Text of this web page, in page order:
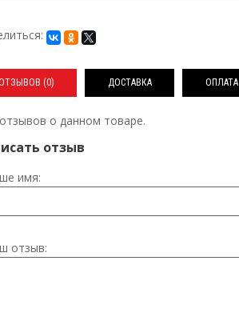
(0) ДОСТАВКА ОПЛАТА
о данном товаре.
отзыв
имя:
отзыв: